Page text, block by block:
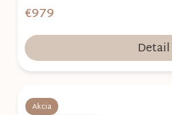
€979
Detail
Akcia